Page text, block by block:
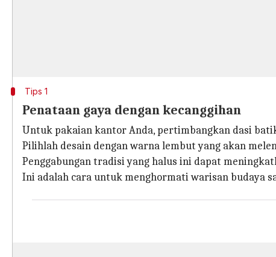
Tips 1
Penataan gaya dengan kecanggihan
Untuk pakaian kantor Anda, pertimbangkan dasi
Pilihlah desain dengan warna lembut yang akan
Penggabungan tradisi yang halus ini dapat
Ini adalah cara untuk menghormati warisan budaya